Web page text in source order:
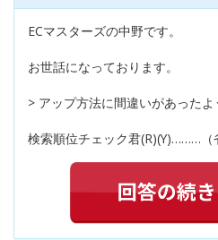
ECマスターズの中野です。
お世話になっております。
> アップ方法に間違いがあった
検索順位チェック君(R)(Y)………